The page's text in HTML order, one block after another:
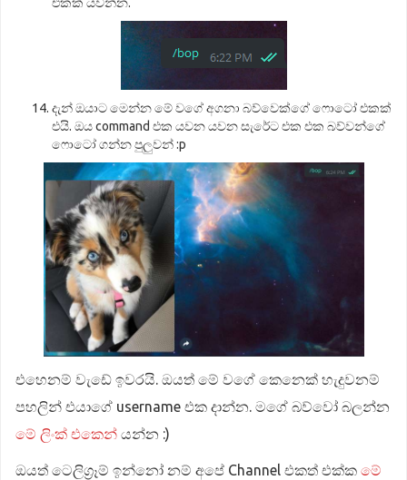
දැන් ඔයාට මෙන්න මේ වගේ අගනා බව්වෙක්ගේ ෆොටෝ එකක්
එයි. ඔය command එක යවන යවන සැරේට එක එක බව්වන්ගේ
ෆොටෝ ගන්න පුලුවන් :p
එහෙනම් වැඩේ ඉවරයි. ඔයත් මේ වගේ කෙනෙක් හැදුවනම්
පහලින් එයාගේ username එක දාන්න. මගේ බව්වෝ බලන්න
මේ ලිංක් එකෙන් යන්න :)
ඔයත් ටෙලිග්‍රෑම් ඉන්නෝ නම් අපේ Channel එකත් එක්ක මේ